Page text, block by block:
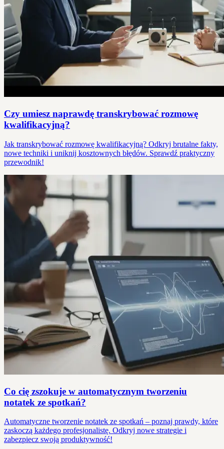
Czy umiesz naprawdę transkrybować rozmowę
kwalifikacyjną?
Jak transkrybować rozmowę kwalifikacyjną? Odkryj brutalne fakty,
nowe techniki i uniknij kosztownych błędów. Sprawdź praktyczny
przewodnik!
Co cię zszokuje w automatycznym tworzeniu
notatek ze spotkań?
Automatyczne tworzenie notatek ze spotkań – poznaj prawdy, które
zaskoczą każdego profesjonalistę. Odkryj nowe strategie i
zabezpiecz swoją produktywność!